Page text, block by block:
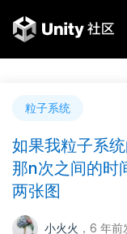
粒子系统
如果我粒子系
那n次之间的时
两张图
小火火 ，6 年前